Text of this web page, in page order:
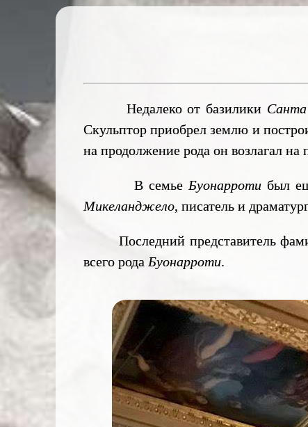
Недалеко от базилики
Скульптор приобрел землю и
на продолжение рода он возлагал
В семье Буонарротибыл
Микеланджело, писатель и
Последний представитель
всего рода Буонарроти.